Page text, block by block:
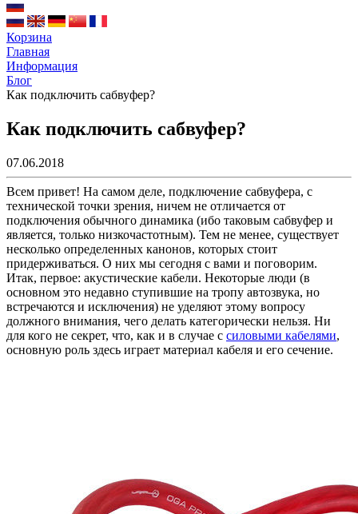
Корзина
Главная
Информация
Блог
Как подключить сабвуфер?
Как подключить сабвуфер?
07.06.2018
Всем привет! На самом деле, подключение сабвуфера, с
технической точки зрения, ничем не отличается от
подключения обычного динамика (ибо таковым сабвуфер и
является, только низкочастотным). Тем не менее, существует
несколько определенных канонов, которых стоит
придерживаться. О них мы сегодня с вами и поговорим.
Итак, первое: акустические кабели. Некоторые люди (в
основном это недавно ступившие на тропу автозвука, но
встречаются и исключения) не уделяют этому вопросу
должного внимания, чего делать категорически нельзя. Ни
для кого не секрет, что, как и в случае с силовыми кабелями,
основную роль здесь играет материал кабеля и его сечение.